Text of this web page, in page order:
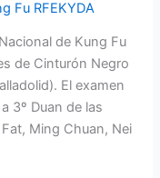
Fu RFEKYDA
de Kung Fu
de Cinturón Negro
El examen
3º Duan de las
Ming Chuan, Nei